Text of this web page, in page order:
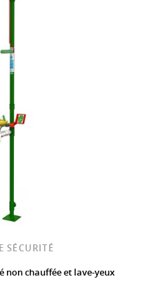
SÉCURITÉ
non chauffée et lave-yeux